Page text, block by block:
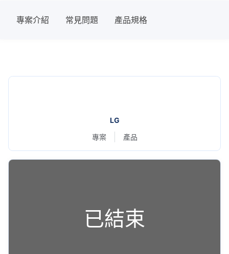
專案介紹 常見問題 產品規格
LG
專案
產品
已結束